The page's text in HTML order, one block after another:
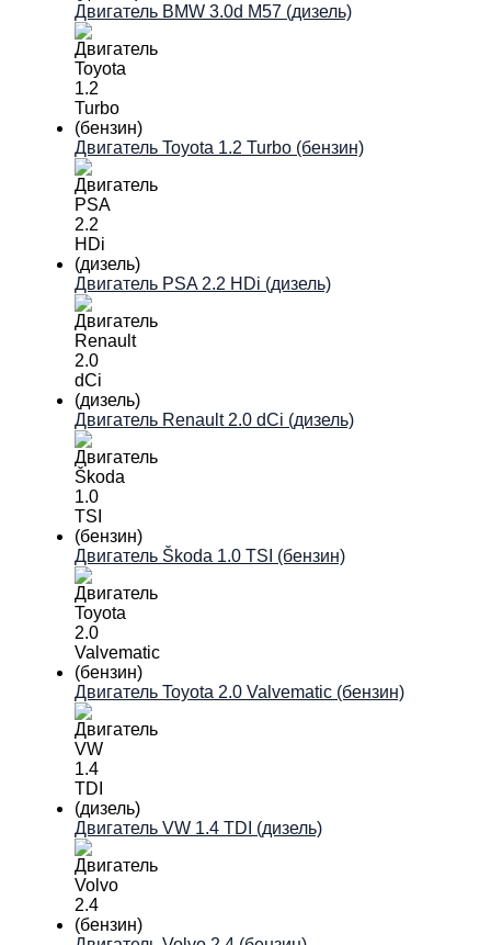
Двигатель BMW 3.0d M57 (дизель)
Двигатель Toyota 1.2 Turbo (бензин)
Двигатель PSA 2.2 HDi (дизель)
Двигатель Renault 2.0 dCi (дизель)
Двигатель Škoda 1.0 TSI (бензин)
Двигатель Toyota 2.0 Valvematic (бензин)
Двигатель VW 1.4 TDI (дизель)